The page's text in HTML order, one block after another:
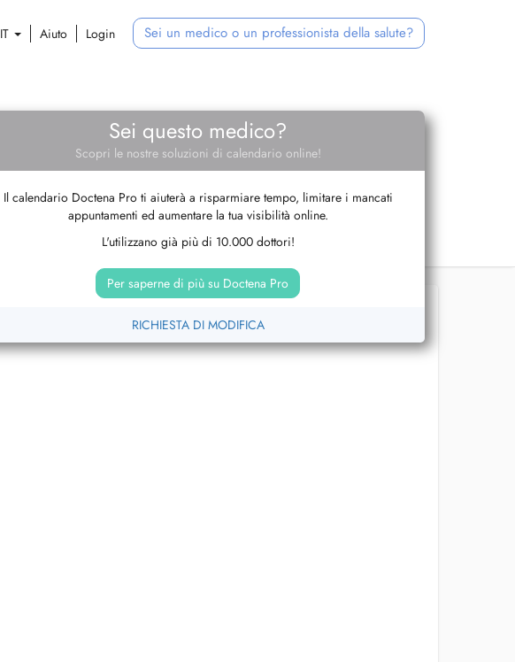
IT Aiuto Login Sei un medico o un professionista della salute?
Sei questo medico?
Scopri le nostre soluzioni di calendario online!
Il calendario Doctena Pro ti aiuterà a risparmiare tempo, limitare i mancati
appuntamenti ed aumentare la tua visibilità online.
L'utilizzano già più di 10.000 dottori!
Per saperne di più su Doctena Pro
RICHIESTA DI MODIFICA